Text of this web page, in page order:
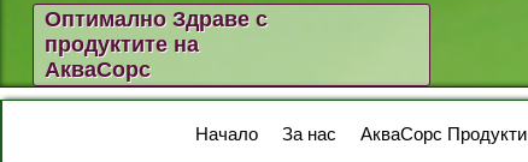
Оптимално Здраве с
продуктите на
АкваСорс
Начало За нас АкваСорс Продукти